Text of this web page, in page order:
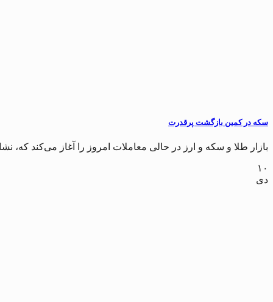
سکه در کمین بازگشت پرقدرت
بازار طلا و سکه و ارز در حالی معاملات امروز را آغاز می‌کند که،
۱۰
دی